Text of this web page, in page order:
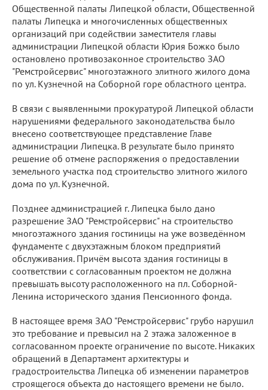
Общественной палаты Липецкой области, Общественной
палаты Липецка и многочисленных общественных
организаций при содействии заместителя главы
администрации Липецкой области Юрия Божко было
остановлено противозаконное строительство ЗАО
"Ремстройсервис" многоэтажного элитного жилого дома
по ул. Кузнечной на Соборной горе областного центра.
В связи с выявленными прокуратурой Липецкой области
нарушениями федерального законодательства было
внесено соответствующее представление Главе
администрации Липецка. В результате было принято
решение об отмене распоряжения о предоставлении
земельного участка под строительство элитного жилого
дома по ул. Кузнечной.
Позднее администрацией г. Липецка было дано
разрешение ЗАО "Ремстройсервис" на строительство
многоэтажного здания гостиницы на уже возведённом
фундаменте с двухэтажным блоком предприятий
обслуживания. Причём высота здания гостиницы в
соответствии с согласованным проектом не должна
превышать высоту расположенного на пл. Соборной-
Ленина исторического здания Пенсионного фонда.
В настоящее время ЗАО "Ремстройсервис" грубо нарушил
это требование и превысил на 2 этажа заложенное в
согласованном проекте ограничение по высоте. Никаких
обращений в Департамент архитектуры и
градостроительства Липецка об изменении параметров
строящегося объекта до настоящего времени не было.